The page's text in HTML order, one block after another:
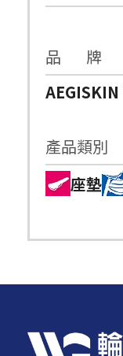
品 牌
產品類別
座墊